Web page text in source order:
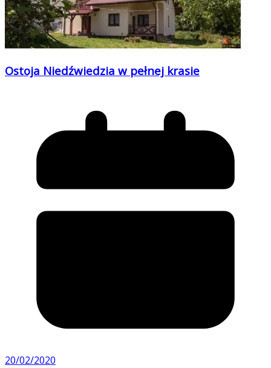
Ostoja Niedźwiedzia w pełnej krasie
20/02/2020